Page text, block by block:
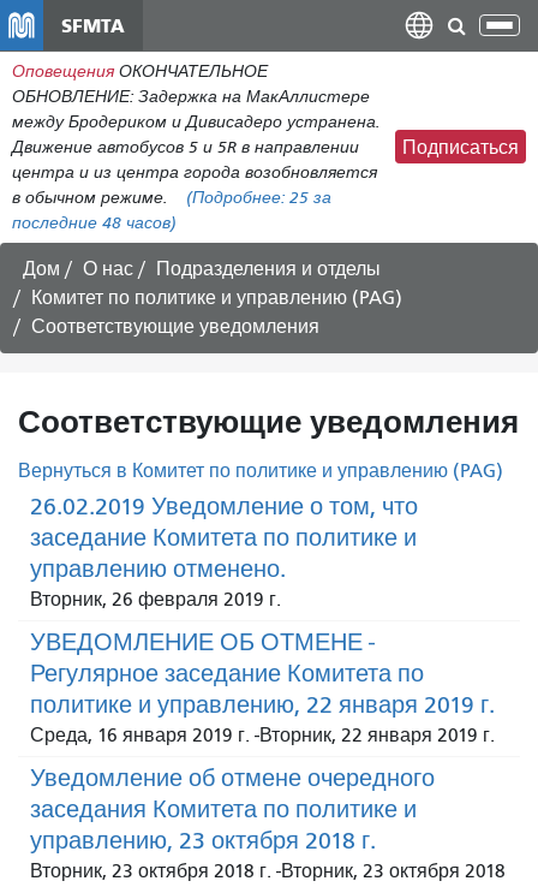
содержанию
SFMTA
Оповещения ОКОНЧАТЕЛЬНОЕ
ОБНОВЛЕНИЕ: Задержка на МакАллистере
между Бродериком и Дивисадеро устранена.
Движение автобусов 5 и 5R в направлении
центра и из центра города возобновляется
в обычном режиме.
(Подробнее: 25 за
последние 48 часов)
Подписаться
Дом О нас
Подразделения и отделы
Комитет по политике и управлению (PAG)
Соответствующие уведомления
Соответствующие уведомления
Вернуться в Комитет по политике и управлению (PAG)
26.02.2019 Уведомление о том, что
заседание Комитета по политике и
управлению отменено.
Вторник, 26 февраля 2019 г.
УВЕДОМЛЕНИЕ ОБ ОТМЕНЕ -
Регулярное заседание Комитета по
политике и управлению, 22 января 2019 г.
Среда, 16 января 2019 г. -Вторник, 22 января 2019 г.
Уведомление об отмене очередного
заседания Комитета по политике и
управлению, 23 октября 2018 г.
Вторник, 23 октября 2018 г. -Вторник, 23 октября 2018